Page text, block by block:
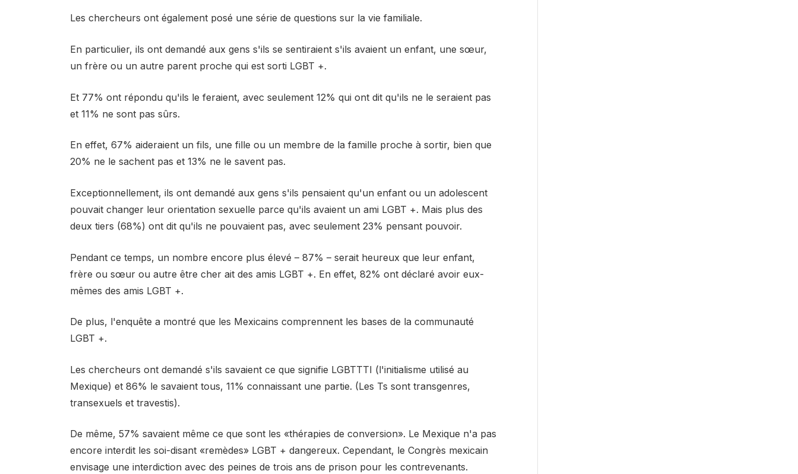
Les chercheurs ont également posé une série de questions sur la vie familiale.
En particulier, ils ont demandé aux gens s'ils se sentiraient s'ils avaient un enfant, une sœur,
un frère ou un autre parent proche qui est sorti LGBT +.
Et 77% ont répondu qu'ils le feraient, avec seulement 12% qui ont dit qu'ils ne le seraient pas
et 11% ne sont pas sûrs.
En effet, 67% aideraient un fils, une fille ou un membre de la famille proche à sortir, bien que
20% ne le sachent pas et 13% ne le savent pas.
Exceptionnellement, ils ont demandé aux gens s'ils pensaient qu'un enfant ou un adolescent
pouvait changer leur orientation sexuelle parce qu'ils avaient un ami LGBT +. Mais plus des
deux tiers (68%) ont dit qu'ils ne pouvaient pas, avec seulement 23% pensant pouvoir.
Pendant ce temps, un nombre encore plus élevé – 87% – serait heureux que leur enfant,
frère ou sœur ou autre être cher ait des amis LGBT +. En effet, 82% ont déclaré avoir eux-
mêmes des amis LGBT +.
De plus, l'enquête a montré que les Mexicains comprennent les bases de la communauté
LGBT +.
Les chercheurs ont demandé s'ils savaient ce que signifie LGBTTTI (l'initialisme utilisé au
Mexique) et 86% le savaient tous, 11% connaissant une partie. (Les Ts sont transgenres,
transexuels et travestis).
De même, 57% savaient même ce que sont les «thérapies de conversion». Le Mexique n'a pas
encore interdit les soi-disant «remèdes» LGBT + dangereux. Cependant, le Congrès mexicain
envisage une interdiction avec des peines de trois ans de prison pour les contrevenants.